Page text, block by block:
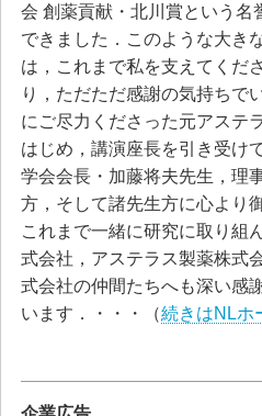
会 創薬貢献・北川賞という名
できました．このような大き
は，これまで私を支えてくだ
り，ただただ感謝の気持ちで
にご尽力くださった元アステ
はじめ，講演座長を引き受け
学会会長・加藤将夫先生，理
方，そして諸先生方に心より
これまで一緒に研究に取り組
式会社，アステラス製薬株式
式会社の仲間たちへも深い感
います．・・・（続きはNLホ